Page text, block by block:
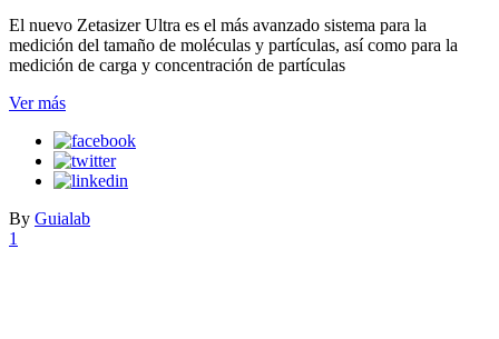
El nuevo Zetasizer Ultra es el más avanzado sistema para la
medición del tamaño de moléculas y partículas, así como para la
medición de carga y concentración de partículas
Ver más
By Guialab
1